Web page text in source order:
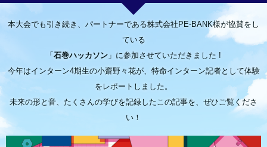
本大会でも引き続き、パートナーである株式会社PE-BANK様が協賛をし
ている
「 石巻ハッカソン 」に参加させていただきました !
今年はインターン4期生の小齋野々花が、特命インターン記者として体験
をレポートしました。
未来の形と音、たくさんの学びを記録したこの記事を、ぜひご覧くださ
い！